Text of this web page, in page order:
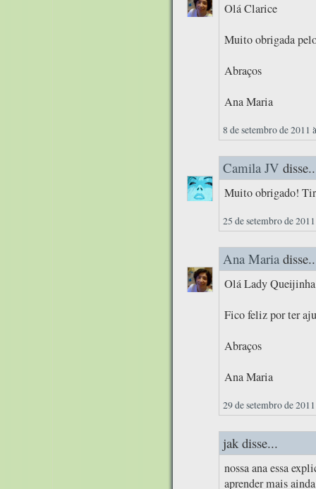
Olá Clarice
Muito obrigada
Abraços
Ana Maria
8 de setembro de 2011
Camila JV
Muito obrigado!
25 de setembro de
Ana Maria
Olá Lady Queijinha
Fico feliz por ter
Abraços
Ana Maria
29 de setembro de
jak disse...
nossa ana essa
aprender mais